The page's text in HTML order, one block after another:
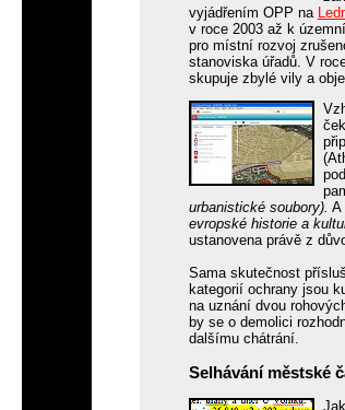
vyjádřením OPP na
v roce 2003 až k
pro místní rozvoj
stanoviska úřadů. V
skupuje zbylé vily a
urbanistické soubory). A
evropské historie a
ustanovena právě z
Sama skutečnost
kategorií ochrany jsou
na uznání dvou
by se o demolici
dalšímu chátrání.
Selhávání městské